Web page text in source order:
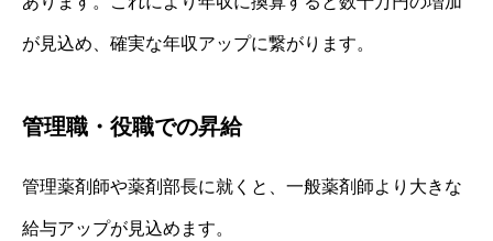
が見込め、確実な年収アップに繋がります。
管理職・役職での昇給
管理薬剤師や薬剤部長に就くと、一般薬剤師より大きな
給与アップが見込めます。